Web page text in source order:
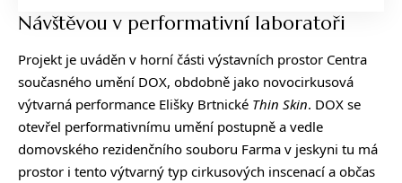
Návštěvou v performativní laboratoři
Projekt je uváděn v horní části výstavních prostor Centra
současného umění DOX, obdobně jako novocirkusová
výtvarná performance Elišky Brtnické Thin Skin. DOX se
otevřel performativnímu umění postupně a vedle
domovského rezidenčního souboru Farma v jeskyni tu má
prostor i tento výtvarný typ cirkusových inscenací a občas